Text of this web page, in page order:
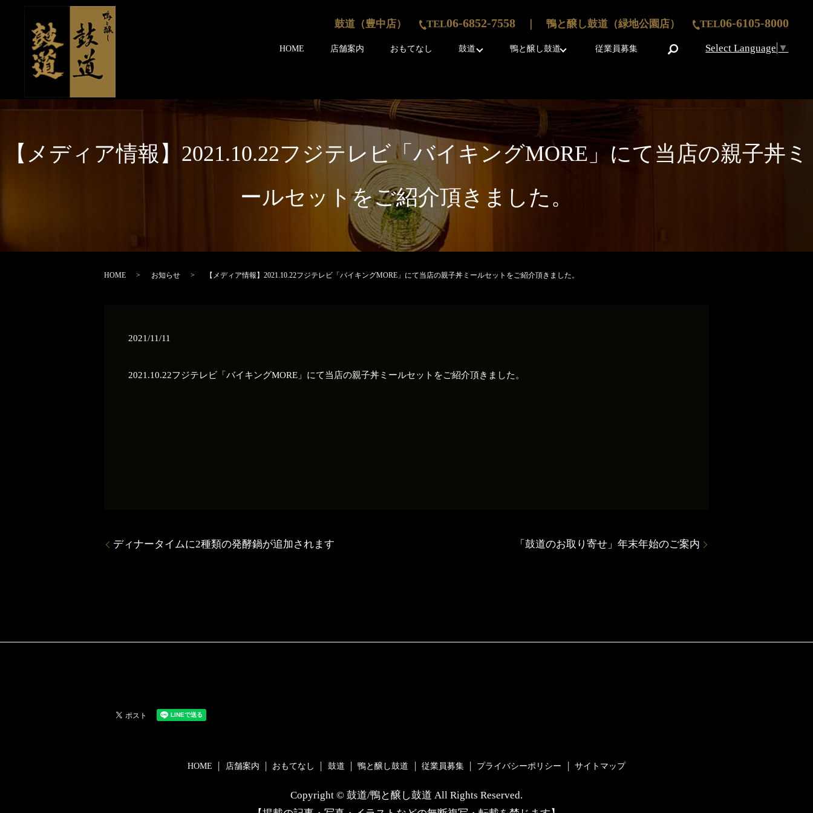
鼓道（豊中店） TEL06-6852-7558｜ 鴨と醸し鼓道（緑地公園店） TEL06-6105-8000
Select Language ▼
HOME 店舗案内 おもてなし 鼓道 鴨と醸し鼓道 従業員募集
【メディア情報】2021.10.22フジテレビ「バイキングMORE」にて当店の親子丼ミ
ールセットをご紹介頂きました。
HOME お知らせ 【メディア情報】2021.10.22フジテレビ「バイキングMORE」にて当店の親子丼ミールセットをご紹介頂きました。
2021/11/11
2021.10.22フジテレビ「バイキングMORE」にて当店の親子丼ミールセットをご紹介頂きました。
ディナータイムに2種類の発酵鍋が追加されます 「鼓道のお取り寄せ」年末年始のご案内
HOME 店舗案内 おもてなし 鼓道 鴨と醸し鼓道 従業員募集 プライバシーポリシー サイトマップ
Copyright © 鼓道/鴨と醸し鼓道 All Rights Reserved.